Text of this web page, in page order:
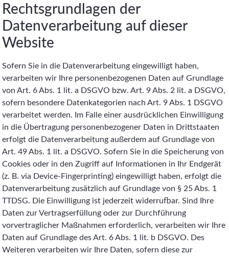
Rechtsgrundlagen der
Datenverarbeitung auf dieser
Website
Sofern Sie in die Datenverarbeitung eingewilligt haben,
verarbeiten wir Ihre personenbezogenen Daten auf Grundlage
von Art. 6 Abs. 1 lit. a DSGVO bzw. Art. 9 Abs. 2 lit. a DSGVO,
sofern besondere Datenkategorien nach Art. 9 Abs. 1 DSGVO
verarbeitet werden. Im Falle einer ausdrücklichen Einwilligung
in die Übertragung personenbezogener Daten in Drittstaaten
erfolgt die Datenverarbeitung außerdem auf Grundlage von
Art. 49 Abs. 1 lit. a DSGVO. Sofern Sie in die Speicherung von
Cookies oder in den Zugriff auf Informationen in Ihr Endgerät
(z. B. via Device-Fingerprinting) eingewilligt haben, erfolgt die
Datenverarbeitung zusätzlich auf Grundlage von § 25 Abs. 1
TTDSG. Die Einwilligung ist jederzeit widerrufbar. Sind Ihre
Daten zur Vertragserfüllung oder zur Durchführung
vorvertraglicher Maßnahmen erforderlich, verarbeiten wir Ihre
Daten auf Grundlage des Art. 6 Abs. 1 lit. b DSGVO. Des
Weiteren verarbeiten wir Ihre Daten, sofern diese zur